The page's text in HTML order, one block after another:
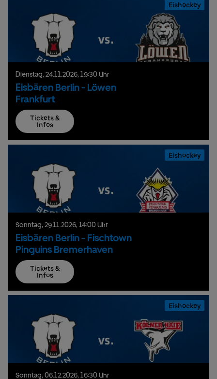
Eishockey
Dienstag,24.11.2026,19:30 Uhr
Eisbären Berlin - Löwen
Frankfurt
Tickets &
Infos
Eishockey
Sonntag,29.11.2026,14:00 Uhr
Eisbären Berlin - Fischtown
Pinguins Bremerhaven
Tickets &
Infos
Eishockey
Sonntag,06.12.2026,16:30 Uhr